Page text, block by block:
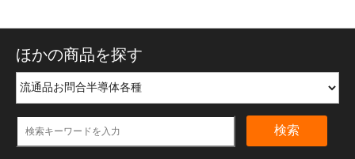
ほかの商品を探す
検索